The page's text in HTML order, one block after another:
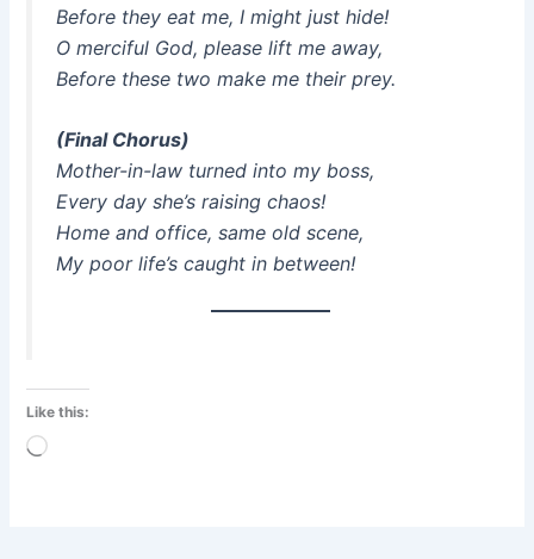
Before they eat me, I might just hide!
O merciful God, please lift me away,
Before these two make me their prey.
(Final Chorus)
Mother-in-law turned into my boss,
Every day she’s raising chaos!
Home and office, same old scene,
My poor life’s caught in between!
Like this:
Loading…